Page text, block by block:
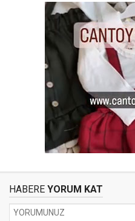
HABERE YORUM KAT